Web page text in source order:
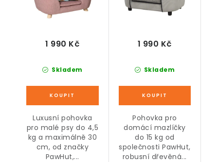
Skladem
1 990 Kč
Luxusní pohovka
pro malé psy do 4,5
kg a maximálně 30
cm, od značky
PawHut,...
Skladem
1 990 Kč
Pohovka pro
domácí mazlíčky
do 15 kg od
společnosti PawHut,
robusní dřevěná...